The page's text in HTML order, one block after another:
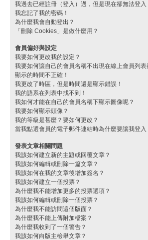
我過去已經註冊（登入）過，但是現在卻無法登入
我忘記了我的密碼！
為什麼我會自動登出？
「刪除 Cookies」是做什麼用？
會員偏好與設定
我要如何更改我的設定？
我要如何讓自己的會員名稱不出現在線上會員列表
顯示的時間不正確！
我更改了時區，但是時間還是顯示錯誤！
我的語系在列表中找不到！
我如何才能在自己的會員名稱下顯示圖像呢？
我要如何顯示頭像？
我的等級是甚麼？要如何更改？
當我點選會員的電子郵件連結時為什麼要讓我登入
發表文章相關問題
我該如何建立新的主題或回覆文章？
我該如何編輯或刪除一篇文章？
我該如何在我的文章後增加簽名？
我該如何建立一個投票？
為什麼我不能增加更多的投票選項？
我該如何編輯或刪除一個投票？
為什麼我不能訪問這個版面？
為什麼我不能上傳附加檔案？
為什麼我收到了一個警告？
我該如何向版主檢舉文章？